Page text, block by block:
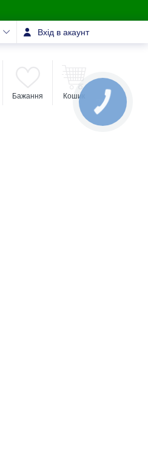
Вхід в акаунт
Бажання Кошик
КНОПКА
ЗВ'ЯЗКУ